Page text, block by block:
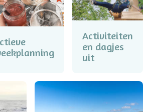
Activiteiten
en dagjes
uit